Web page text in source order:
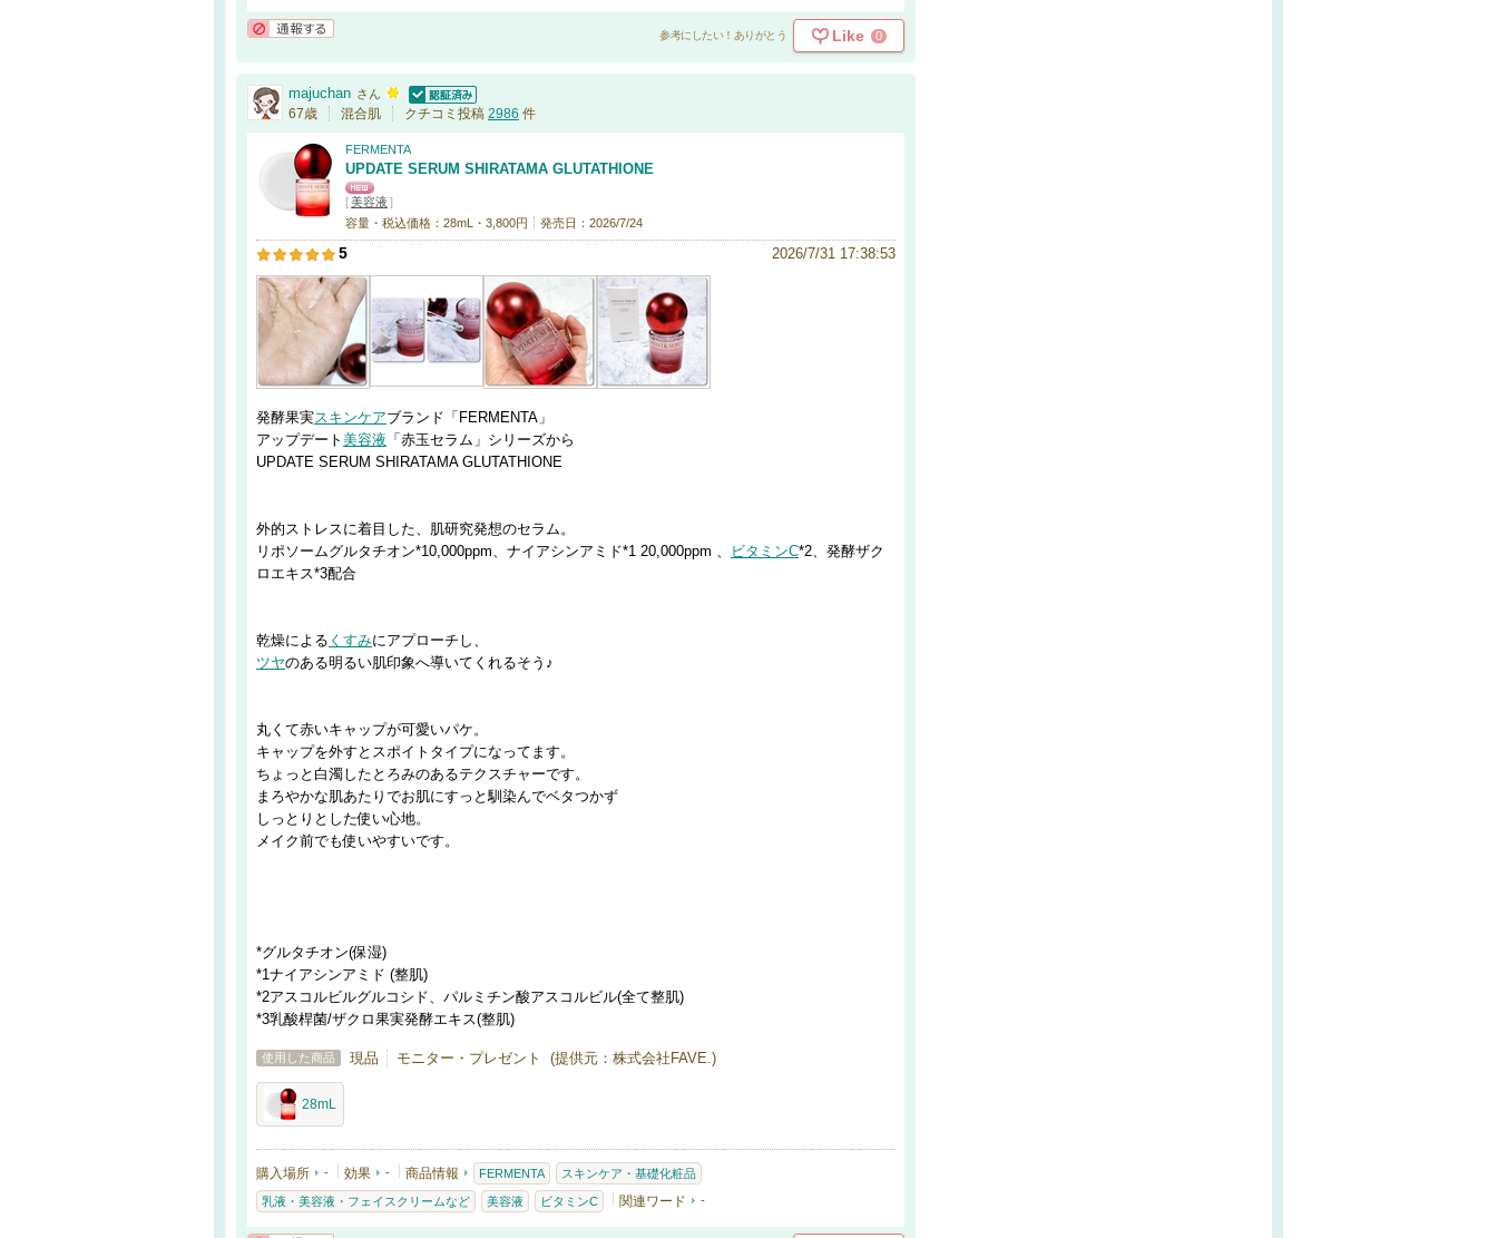
参考にしたい！ありがとう Like 0
majuchan さん
認証済
67歳 混合肌 クチコミ投稿 2986 件
FERMENTA
UPDATE SERUM SHIRATAMA GLUTATHIONE
[美容液]
容量・税込価格：28mL・3,800円
発売日：2026/7/24
5 2026/7/31 17:38:53
発酵果実スキンケアブランド「FERMENTA」
アップデート 美容液 「赤玉セラム」シリーズから
UPDATE SERUM SHIRATAMA GLUTATHIONE
外的ストレスに着目した、肌研究発想のセラム。
リポソームグルタチオン*10,000ppm、ナイアシンアミド*1 20,000ppm 、
ビタミンC*2、発酵ザク
ロエキス*3配合
乾燥による くすみにアプローチし、
ツヤのある明るい肌印象へ導いてくれるそう♪
丸くて赤いキャップが可愛いパケ。
キャップを外すとスポイトタイプになってます。
ちょっと白濁したとろみのあるテクスチャーです。
まろやかな肌あたりでお肌にすっと馴染んでベタつかず
しっとりとした使い心地。
メイク前でも使いやすいです。
*グルタチオン(保湿)
*1ナイアシンアミド (整肌)
*2アスコルビルグルコシド、パルミチン酸アスコルビル(全て整肌)
*3乳酸桿菌/ザクロ果実発酵エキス(整肌)
使用した商品 現品 モニター・プレゼント (提供元：株式会社FAVE.)
28mL
購入場所 - 効果 - 商品情報 FERMENTA スキンケア・基礎化粧品
乳液・美容液・フェイスクリームなど 美容液 ビタミンC 関連ワード -